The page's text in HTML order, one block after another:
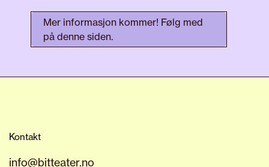
Mer informasjon kommer! Følg med
på denne siden.
Kontakt
info@bitteater.no